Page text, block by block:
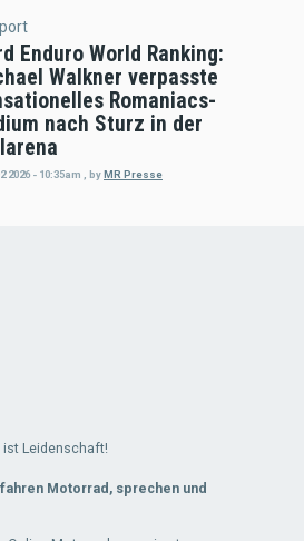
Enduro World Ranking:
Walkner verpasste
Romaniacs-
nach Sturz in der
2026 - 10:35am , by MR Presse
ist Leidenschaft!
Motorrad, sprechen und